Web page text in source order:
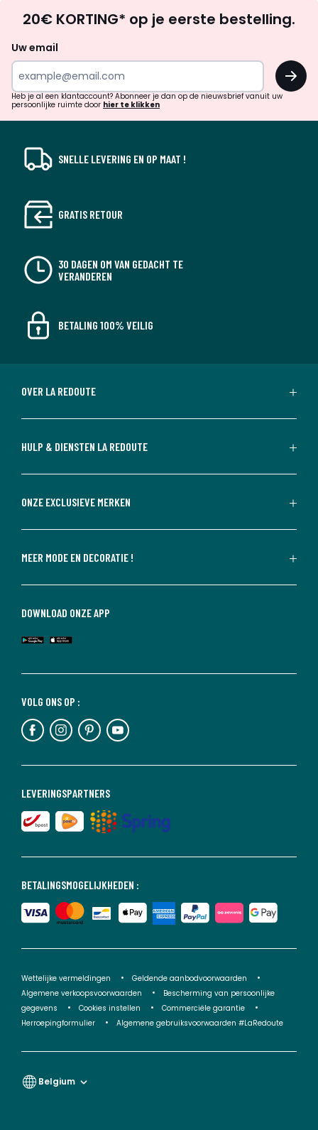
zoek
inspiratie
verrassingen?
20€ KORTING* op je eerste bestelling.
Uw email
OK
Heb je al een klantaccount? Abonneer je dan op de nieuwsbrief vanuit uw
persoonlijke ruimte door hier te klikken
SNELLE LEVERING EN OP MAAT !
GRATIS RETOUR
30 DAGEN OM VAN GEDACHT TE
VERANDEREN
BETALING 100% VEILIG
OVER LA REDOUTE
HULP & DIENSTEN LA REDOUTE
ONZE EXCLUSIEVE MERKEN
MEER MODE EN DECORATIE !
BETALINGSMOGELIJKHEDEN :
LEVERINGSPARTNERS
VOLG ONS OP :
DOWNLOAD ONZE APP
Wettelijke vermeldingen
Geldende aanbodvoorwaarden
Algemene verkoopsvoorwaarden
Bescherming van persoonlijke
gegevens
Cookies instellen
Commerciële garantie
Herroepingformulier
Algemene gebruiksvoorwaarden #LaRedoute
Belgium